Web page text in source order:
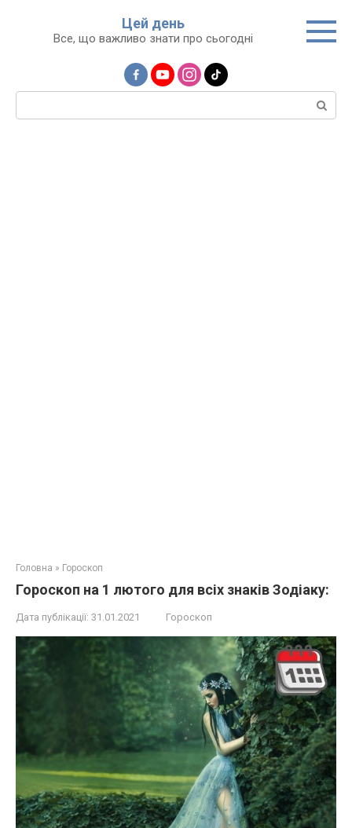
Цей день
Все, що важливо знати про сьогодні
Пошук:
Головна » Гороскоп
Гороскоп на 1 лютого для всіх знаків Зодіаку:
Дата публікації: 31.01.2021 Гороскоп